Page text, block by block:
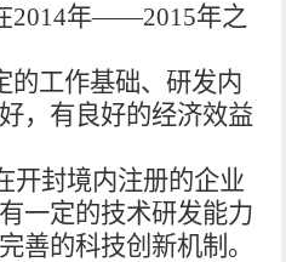
2014年――2015年之
的工作基础、研发内
，有良好的经济效益
开封境内注册的企业
一定的技术研发能力
善的科技创新机制。